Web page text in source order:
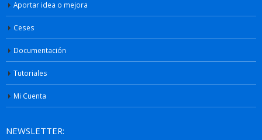
Aportar idea o mejora
Ceses
Documentación
Tutoriales
Mi Cuenta
NEWSLETTER: